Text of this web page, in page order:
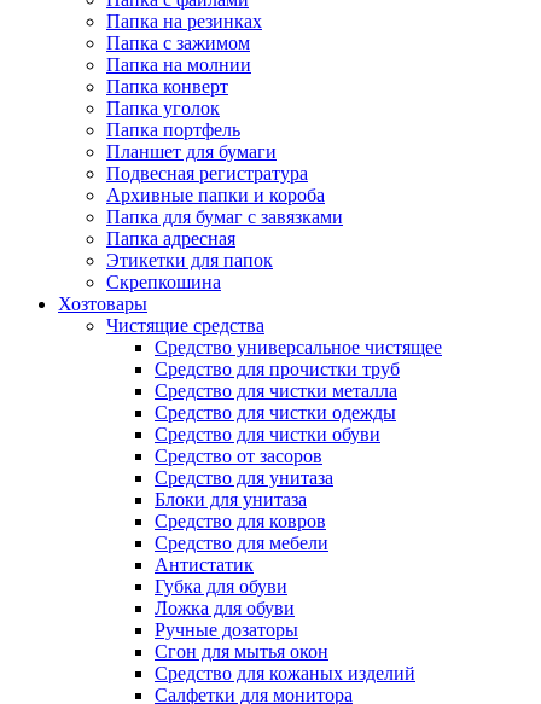
Папка на резинках
Папка с зажимом
Папка на молнии
Папка конверт
Папка уголок
Папка портфель
Планшет для бумаги
Подвесная регистратура
Архивные папки и короба
Папка для бумаг с завязками
Папка адресная
Этикетки для папок
Скрепкошина
Хозтовары
Чистящие средства
Средство универсальное чистящее
Средство для прочистки труб
Средство для чистки металла
Средство для чистки одежды
Средство для чистки обуви
Средство от засоров
Средство для унитаза
Блоки для унитаза
Средство для ковров
Средство для мебели
Антистатик
Губка для обуви
Ложка для обуви
Ручные дозаторы
Сгон для мытья окон
Средство для кожаных изделий
Салфетки для монитора